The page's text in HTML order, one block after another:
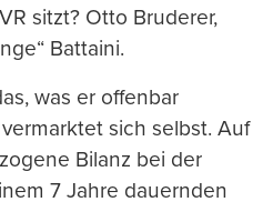
sitzt? Otto Bruderer,
Battaini.
was er offenbar
sich selbst. Auf
Bilanz bei der
7 Jahre dauernden